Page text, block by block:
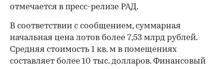
отмечается в пресс-релизе РАД.
В соответствии с сообщением, суммарная
начальная цена лотов более 7,53 млрд рублей.
Средняя стоимость 1 кв. м в помещениях
составляет более 10 тыс. долларов. Финансовый